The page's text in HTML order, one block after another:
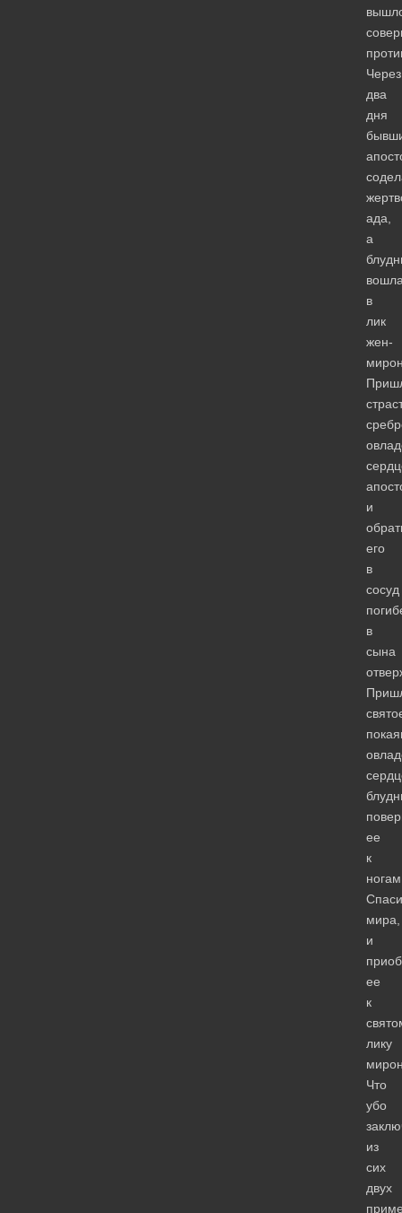
Через
два
дня
ада,
а
в
лик
жен-
и
его
в
сосуд
в
сына
ее
к
ногам
мира,
и
ее
к
лику
Что
убо
из
сих
двух